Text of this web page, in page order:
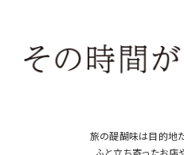
旅の醍醐味は目的地